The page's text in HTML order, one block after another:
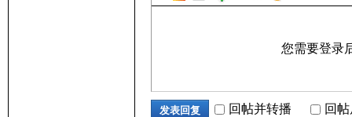
您需要登录
发表回复 回帖并转播 回